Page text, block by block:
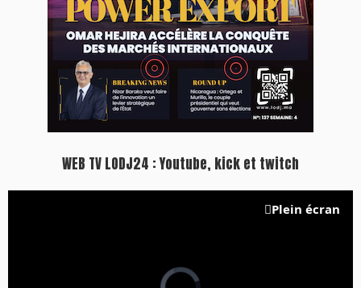
WEB TV LODJ24 : Youtube, kick et twitch
Plein écran